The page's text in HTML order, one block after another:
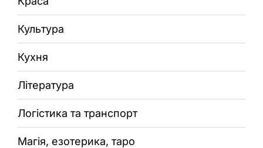
Культура
Кухня
Література
Логістика та транспорт
Магія, езотерика, таро